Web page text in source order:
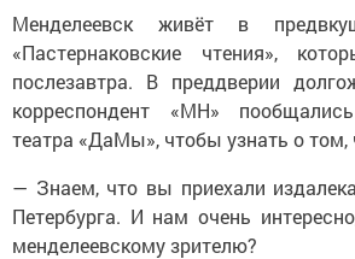
Менделеевск живёт в
«Пастернаковские чтения»,
послезавтра. В преддверии
корреспондент «МН»
театра «ДаМы», чтобы узнать о том,
— Знаем, что вы приехали
Петербурга. И нам очень
менделеевскому зрителю?